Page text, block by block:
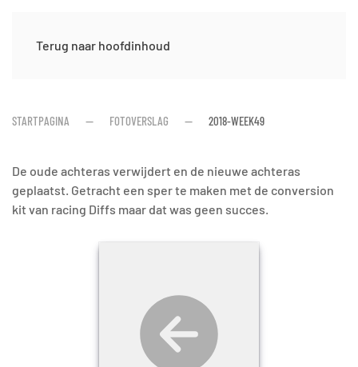
Terug naar hoofdinhoud
STARTPAGINA FOTOVERSLAG 2018-WEEK49
De oude achteras verwijdert en de nieuwe achteras
geplaatst. Getracht een sper te maken met de conversion
kit van racing Diffs maar dat was geen succes.